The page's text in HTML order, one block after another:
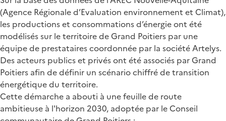
(Agence Régionale d’Evaluation environnement et Climat),
les productions et consommations d’énergie ont été
modélisés sur le territoire de Grand Poitiers par une
équipe de prestataires coordonnée par la société Artelys.
Des acteurs publics et privés ont été associés par Grand
Poitiers afin de définir un scénario chiffré de transition
énergétique du territoire.
Cette démarche a abouti à une feuille de route
ambitieuse à l'horizon 2030, adoptée par le Conseil